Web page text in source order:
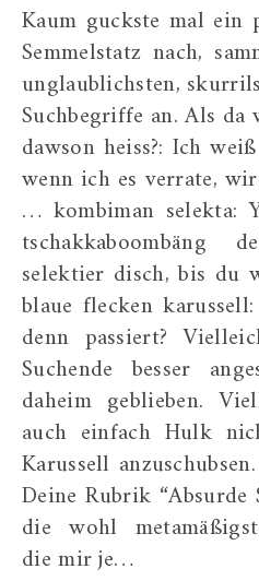
Kaum guckste mal ein paar Wochen nicht in
Semmelstatz nach,
unglaublichsten,
Suchbegriffe an. Als
dawson heiss?: Ich
wenn ich es verrate,
… kombiman selekta:
tschakkaboombäng
selektier disch, bis du
blaue flecken
denn passiert?
Suchende besser
daheim geblieben.
auch einfach Hulk
Karussell
Deine Rubrik
die wohl
die mir je…